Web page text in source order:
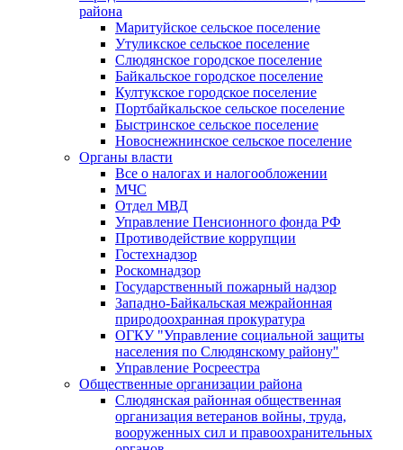
района
Маритуйское сельское поселение
Утуликское сельское поселение
Слюдянское городское поселение
Байкальское городское поселение
Култукское городское поселение
Портбайкальское сельское поселение
Быстринское сельское поселение
Новоснежнинское сельское поселение
Органы власти
Все о налогах и налогообложении
МЧС
Отдел МВД
Управление Пенсионного фонда РФ
Противодействие коррупции
Гостехнадзор
Роскомнадзор
Государственный пожарный надзор
Западно-Байкальская межрайонная
природоохранная прокуратура
ОГКУ "Управление социальной защиты
населения по Слюдянскому району"
Управление Росреестра
Общественные организации района
Слюдянская районная общественная
организация ветеранов войны, труда,
вооруженных сил и правоохранительных